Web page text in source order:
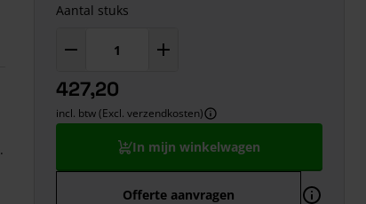
.
Aantal stuks
427,20
incl. btw (Excl. verzendkosten)
In mijn winkelwagen
Offerte aanvragen